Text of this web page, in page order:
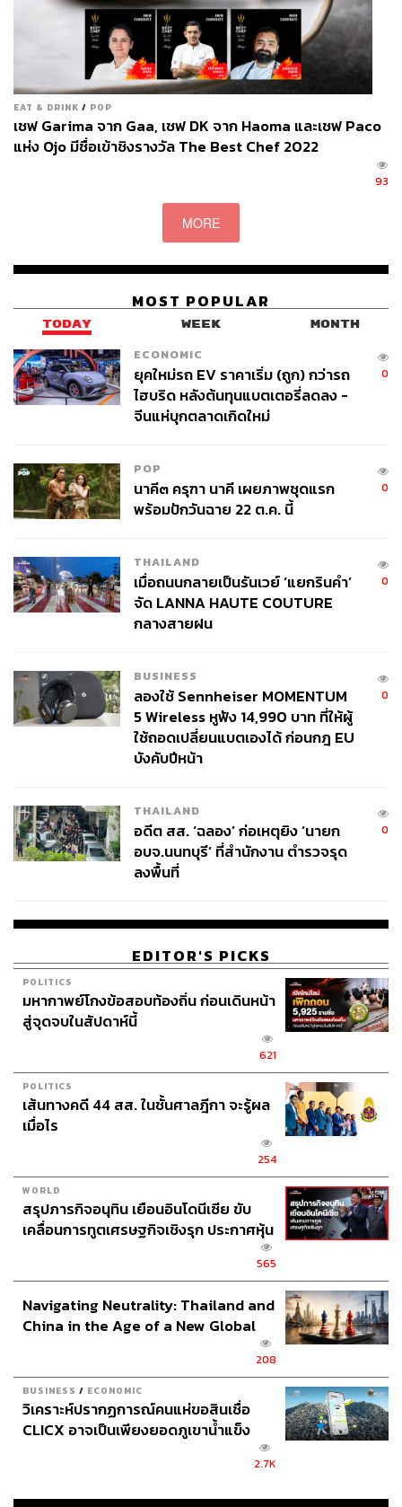
The Dishes
อาหารมีให้เลือกเพียงเทสติงเมนู 8
คอร์ส (1,800 บาท) และ 12 คอร์ส (2,400
บาท) ในสไตล์เอ็กเล็กทริก (eclectic) ที่
เรามองว่ามันข้ามเส้นแบ่งสัญชาติของ
จากการทำงานที่ Noma และ Gaggan
แน่นอนว่าเร็วๆ นี้เมนูนี้ก็จะเปลี่ยนไป
พร้อมวัตถุดิบตามฤดูกาล แนะนำว่าให้รีบ
ไปโดยด่วน
เริ่มที่Crispy Cabbageกะหล่ำปลีอบ
Chicken Liverแครกเกอร์ ลิ้นจี่ และตับ
ไก่เย็นๆ หั่นชิ้นมาเต็มแครกเกอร์ คอร์ส
ต่อมาดีงามที่สุด
Organic Young Corn
ใครเกลียดข้าวโพดอ่อนต้องหลงรักเมนูนี้
ข้าวโพดย่างกับเกลือ ปาปริก้า และ
มะนาว คล้ายข้าวโพดย่างแบบเม็กซิกัน
แต่รสไม่จัดเท่า จิ้มกับซอสน้ำนมข้าวโพด
Crayfish
กุ้งเครย์ฟิชหอมไหม้ๆ กับซอส
เซียนท้อ (คล้ายอะโวคาโด) และแครก
เกอร์อินเดียGoat Milk Cheeseชีสนม
แพะ ผักชีฝรั่งซอย และผักกาดฮีนอบแห้ง
(ใช้กับลาบอีสาน)Dumplingแป้งไส้ถั่ว
ดาลอุ่นๆ กับมะเขือเทศชัตนีย์ ราดด้วย
ซุปพีโสะ (ซุปมิโสะที่ทำจากถั่วพี)
EAT & DRINK / POP
เชฟ Garima จาก Gaa, เชฟ DK จาก Haoma และเชฟ Paco
แห่ง Ojo มีชื่อเข้าชิงรางวัล The Best Chef 2022
93
MORE
MOST POPULAR
TODAY WEEK MONTH
ECONOMIC
ยุคใหม่รถ EV ราคาเริ่ม (ถูก) กว่ารถ
ไฮบริด หลังต้นทุนแบตเตอรี่ลดลง -
จีนแห่บุกตลาดเกิดใหม่
0
POP
นาคี๓ ครุฑา นาคี เผยภาพชุดแรก
พร้อมปักวันฉาย 22 ต.ค. นี้
0
THAILAND
เมื่อถนนกลายเป็นรันเวย์ ‘แยกรินคำ’
จัด LANNA HAUTE COUTURE
กลางสายฝน
0
BUSINESS
ลองใช้ Sennheiser MOMENTUM
5 Wireless หูฟัง 14,990 บาท ที่ให้ผู้
ใช้ถอดเปลี่ยนแบตเองได้ ก่อนกฎ EU
บังคับปีหน้า
0
THAILAND
อดีต สส. ‘ฉลอง’ ก่อเหตุยิง ‘นายก
อบจ.นนทบุรี’ ที่สำนักงาน ตำรวจรุด
ลงพื้นที่
0
EDITOR'S PICKS
POLITICS
มหากาพย์โกงข้อสอบท้องถิ่น ก่อนเดินหน้า
สู่จุดจบในสัปดาห์นี้
621
POLITICS
เส้นทางคดี 44 สส. ในชั้นศาลฎีกา จะรู้ผล
เมื่อไร
254
WORLD
สรุปภารกิจอนุทิน เยือนอินโดนีเซีย ขับ
เคลื่อนการทูตเศรษฐกิจเชิงรุก ประกาศหุ้น
565
Navigating Neutrality: Thailand and
China in the Age of a New Global
208
BUSINESS / ECONOMIC
วิเคราะห์ปรากฏการณ์คนแห่ขอสินเชื่อ
CLICX อาจเป็นเพียงยอดภูเขาน้ำแข็ง
2.7K